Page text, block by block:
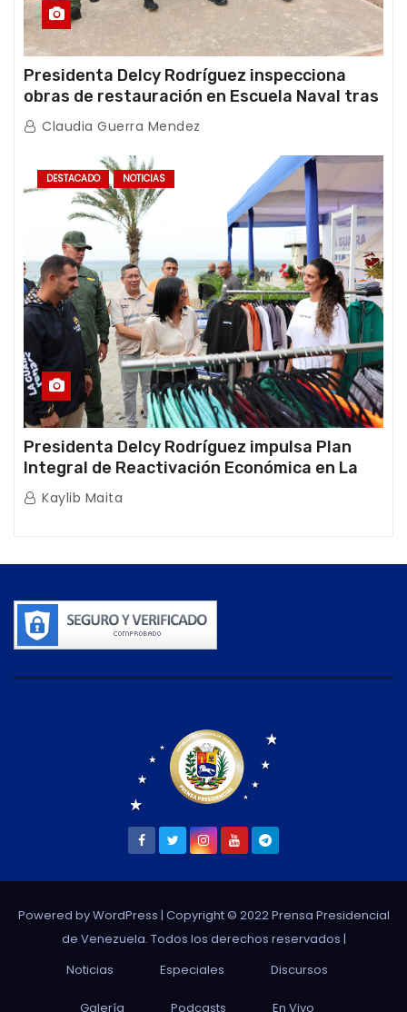
Presidenta Delcy Rodríguez inspecciona
obras de restauración en Escuela Naval tras
afectaciones sísmicas en La Guaira
Claudia Guerra Mendez
DESTACADO NOTICIAS
Presidenta Delcy Rodríguez impulsa Plan
Integral de Reactivación Económica en La
Guaira
Kaylib Maita
Powered by WordPress | Copyright © 2022 Prensa Presidencial
de Venezuela. Todos los derechos reservados |
Noticias
Especiales Discursos
Galería Podcasts En Vivo